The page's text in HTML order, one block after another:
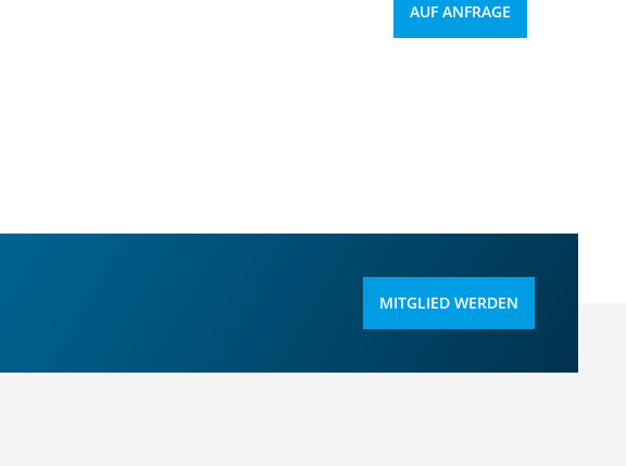
AUF ANFRAGE
MITGLIED WERDEN